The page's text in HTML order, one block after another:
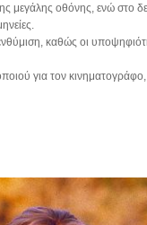
μεγάλης οθόνης, ενώ στο
καθώς οι
για τον